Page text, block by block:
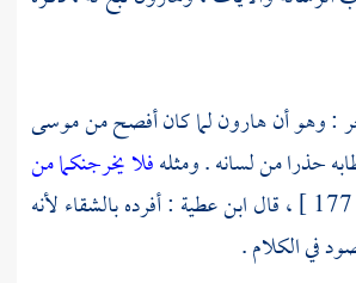
: وهو أنهارونلما كان أفصح منموسى
حذرا من لسانه . ومثلهفلا يخرجنكما من
ابن عطية : أفرده بالشقاء لأنه
في الكلام .